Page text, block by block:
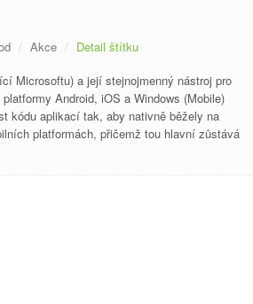
Akce
Detail štítku
Microsoftu) a její stejnojmenný nástroj pro
Android, iOS a Windows (Mobile)
kódu aplikací tak, aby nativně běžely na
platformách, přičemž tou hlavní zůstává